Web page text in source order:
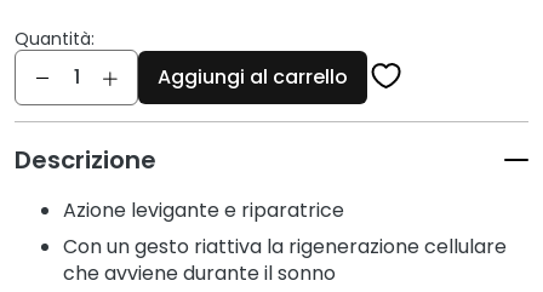
e
i
e
t
Quantità:
Quantità Aggiungi al carrello
Descrizione
Azione levigante e riparatrice
Con un gesto riattiva la rigenerazione cellulare
che avviene durante il sonno